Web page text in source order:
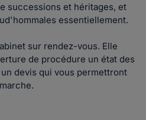
successions et héritages, et
essentiellement.
sur rendez-vous. Elle
de procédure un état des
devis qui vous permettront